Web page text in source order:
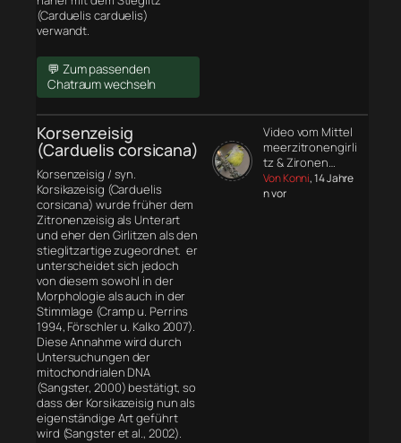
(Carduelis carduelis)
verwandt.
💬 Zum passenden
Chatraum wechseln
Korsenzeisig
(Carduelis corsicana)
Korsenzeisig / syn.
Korsikazeisig (Carduelis
corsicana) wurde früher dem
Zitronenzeisig als Unterart
und eher den Girlitzen als den
stieglitzartige zugeordnet. er
unterscheidet sich jedoch
von diesem sowohl in der
Morphologie als auch in der
Stimmlage (Cramp u. Perrins
1994, Förschler u. Kalko 2007).
Diese Annahme wird durch
Untersuchungen der
mitochondrialen DNA
(Sangster, 2000) bestätigt, so
dass der Korsikazeisig nun als
eigenständige Art geführt
wird (Sangster et al., 2002).
Video vom Mittel
meerzitronengirli
tz & Zironen…
Von Konni, 14 Jahre
n vor